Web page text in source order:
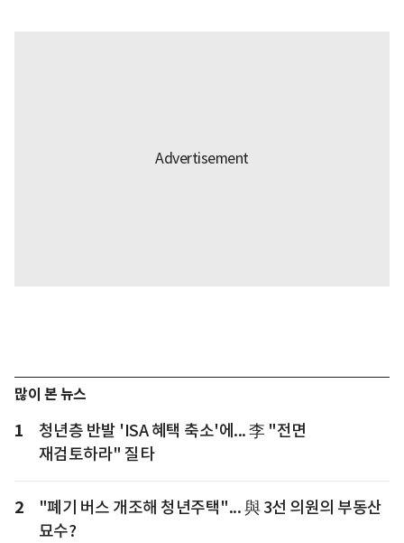
많이 본 뉴스
1
청년층 반발 'ISA 혜택 축소'에... 李 "전면
재검토하라" 질타
2
"폐기 버스 개조해 청년주택"... 與 3선 의원의 부동산
묘수?